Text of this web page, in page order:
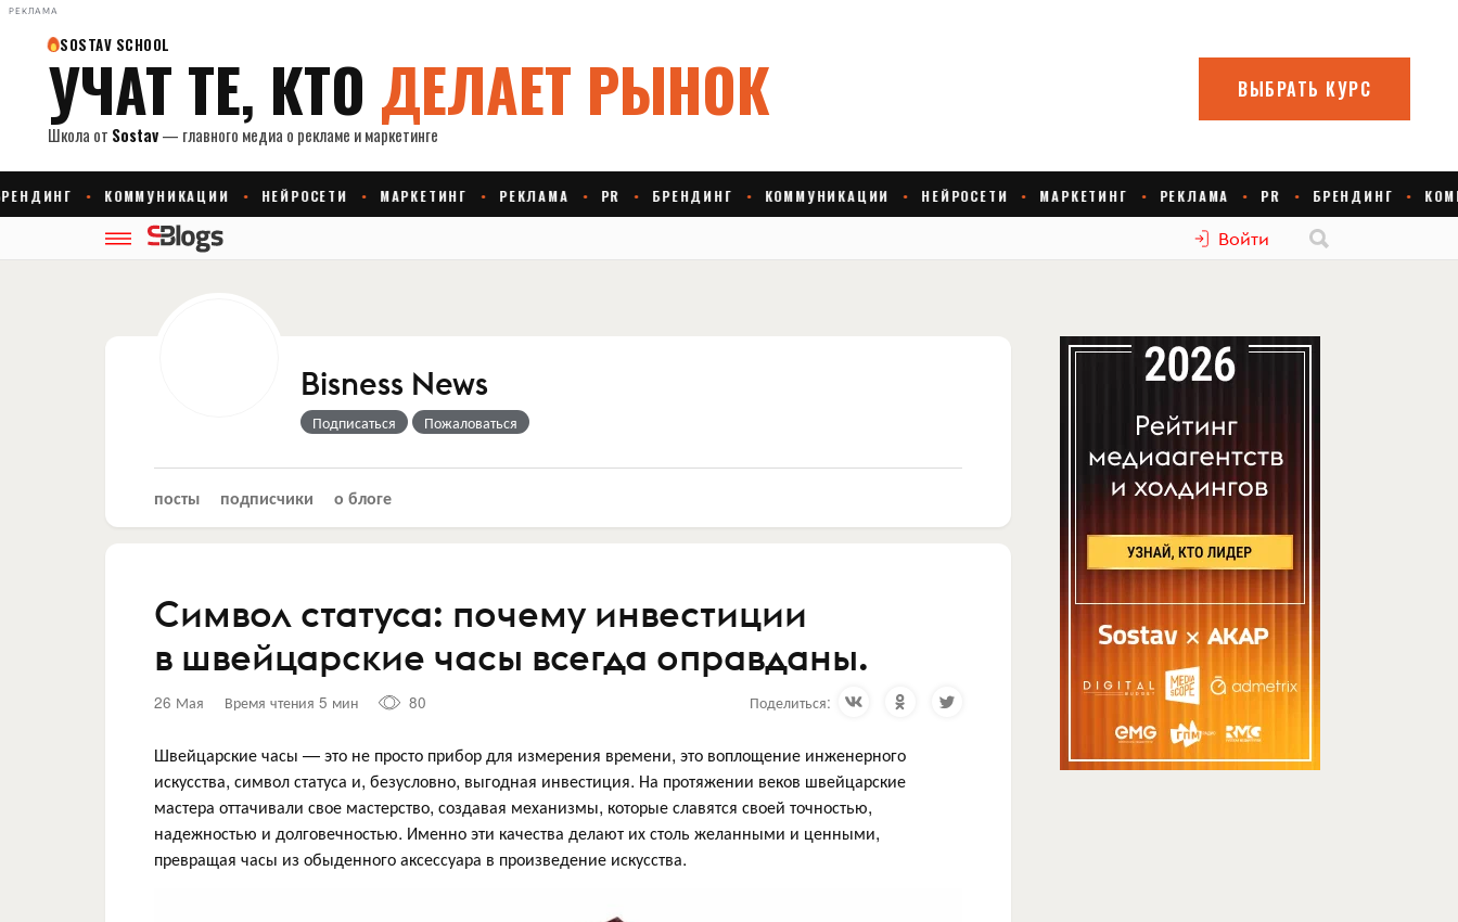
РЕКЛАМА
Войти
Bisness News
Подписаться Пожаловаться
посты подписчики о блоге
Символ статуса: почему инвестиции
в швейцарские часы всегда оправданы.
26 Мая Время чтения 5 мин 80 Поделиться:
Швейцарские часы — это не просто прибор для измерения времени, это воплощение инженерного
искусства, символ статуса и, безусловно, выгодная инвестиция. На протяжении веков швейцарские
мастера оттачивали свое мастерство, создавая механизмы, которые славятся своей точностью,
надежностью и долговечностью. Именно эти качества делают их столь желанными и ценными,
превращая часы из обыденного аксессуара в произведение искусства.